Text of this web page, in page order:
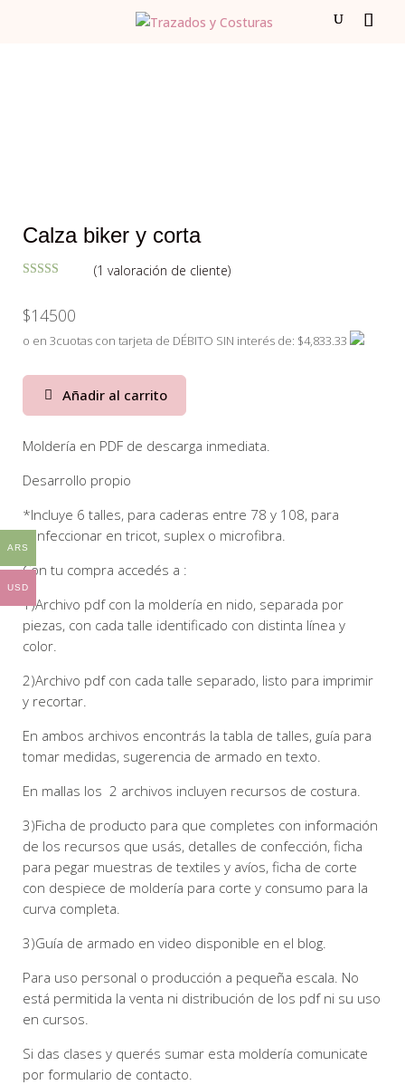
Calza biker y corta
base a
valoración
de un cliente
(1 valoración de cliente)
$14500
o en 3cuotas con tarjeta de DÉBITO SIN interés de: $4,833.33
Añadir al carrito
Moldería en PDF de descarga inmediata.
Desarrollo propio
*Incluye 6 talles, para caderas entre 78 y 108, para
confeccionar en tricot, suplex o microfibra.
Con tu compra accedés a :
1)Archivo pdf con la moldería en nido, separada por
piezas, con cada talle identificado con distinta línea y
color.
2)Archivo pdf con cada talle separado, listo para imprimir
y recortar.
En ambos archivos encontrás la tabla de talles, guía para
tomar medidas, sugerencia de armado en texto.
En mallas los 2 archivos incluyen recursos de costura.
3)Ficha de producto para que completes con información
de los recursos que usás, detalles de confección, ficha
para pegar muestras de textiles y avíos, ficha de corte
con despiece de moldería para corte y consumo para la
curva completa.
3)Guía de armado en video disponible en el blog.
Para uso personal o producción a pequeña escala. No
está permitida la venta ni distribución de los pdf ni su uso
en cursos.
Si das clases y querés sumar esta moldería comunicate
por formulario de contacto.
ARS
USD